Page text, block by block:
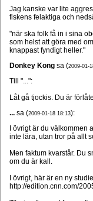
Jag kanske var lite
fiskens felaktiga och
"när ska folk få in i sina
som helst att göra med
knappast fyndigt heller."
Donkey Kong sa (2009-01-
Till "...":
Låt gå tjockis. Du är
... sa (2009-01-18 18:13):
I övrigt är du välkommen
inte lära, utan tror på allt
Men faktum kvarstår. Du
om du är kall.
I övrigt, här är en ny
http://edition.cnn.com/